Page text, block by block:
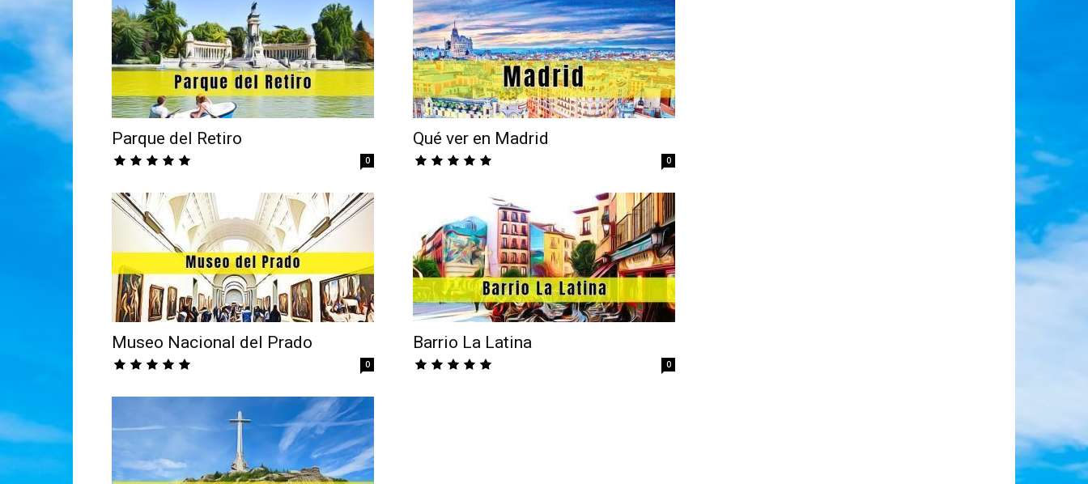
Parque del Retiro
0
Qué ver en Madrid
0
Museo Nacional del Prado
0
Barrio La Latina
0